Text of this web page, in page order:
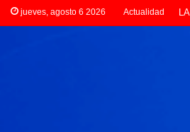
jueves, agosto 6 2026 Actualidad